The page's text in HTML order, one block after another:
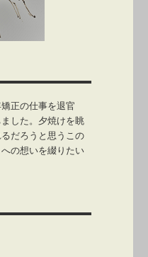
正の仕事を退官
した。夕焼けを眺
だろうと思うこの
の想いを綴りたい